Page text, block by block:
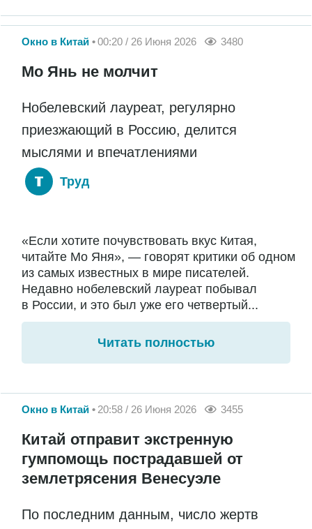
Окно в Китай 00:20 / 26 Июня 2026 3480
Мо Янь не молчит
Нобелевский лауреат, регулярно
приезжающий в Россию, делится
мыслями и впечатлениями
Труд
«Если хотите почувствовать вкус Китая,
читайте Мо Яня», — говорят критики об одном
из самых известных в мире писателей.
Недавно нобелевский лауреат побывал
в России, и это был уже его четвертый...
Читать полностью
Окно в Китай 20:58 / 26 Июня 2026 3455
Китай отправит экстренную
гумпомощь пострадавшей от
землетрясения Венесуэле
По последним данным, число жертв